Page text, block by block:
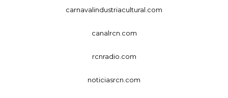
carnavalindustriacultural.com
canalrcn.com
rcnradio.com
noticiasrcn.com